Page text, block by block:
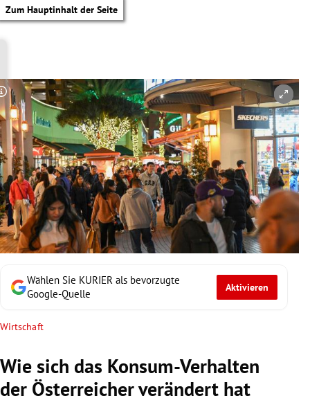
Zum Hauptinhalt der Seite
Untermenü
Untermenü
Untermenü
Untermenü
Wählen Sie KURIER als bevorzugte
Google-Quelle
Aktivieren
Wirtschaft
Wie sich das Konsum-Verhalten
der Österreicher verändert hat
Copyright-Hinweis öffnen/schließen